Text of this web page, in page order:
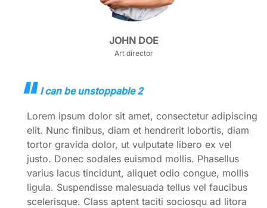
JOHN DOE
Art director
I can be unstoppable 2
Lorem ipsum dolor sit amet, consectetur adipiscing
elit. Nunc finibus, diam et hendrerit lobortis, diam
tortor gravida dolor, ut vulputate libero ex vel
justo. Donec sodales euismod mollis. Phasellus
varius lacus tincidunt, aliquet odio congue, mollis
ligula. Suspendisse malesuada tellus vel faucibus
scelerisque. Class aptent taciti sociosqu ad litora